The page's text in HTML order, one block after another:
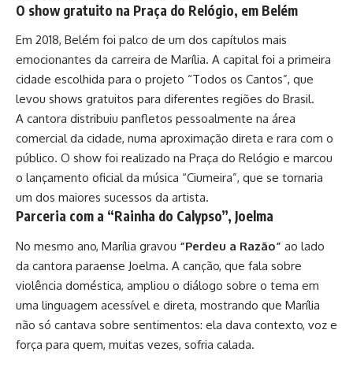
O show gratuito na Praça do Relógio, em Belém
Em 2018, Belém foi palco de um dos capítulos mais
emocionantes da carreira de Marília. A capital foi a primeira
cidade escolhida para o projeto “Todos os Cantos”, que
levou shows gratuitos para diferentes regiões do Brasil.
A cantora distribuiu panfletos pessoalmente na área
comercial da cidade, numa aproximação direta e rara com o
público. O show foi realizado na Praça do Relógio e marcou
o lançamento oficial da música “Ciumeira”, que se tornaria
um dos maiores sucessos da artista.
Parceria com a “Rainha do Calypso”, Joelma
No mesmo ano, Marília gravou “Perdeu a Razão” ao lado
da cantora paraense Joelma. A canção, que fala sobre
violência doméstica, ampliou o diálogo sobre o tema em
uma linguagem acessível e direta, mostrando que Marília
não só cantava sobre sentimentos: ela dava contexto, voz e
força para quem, muitas vezes, sofria calada.